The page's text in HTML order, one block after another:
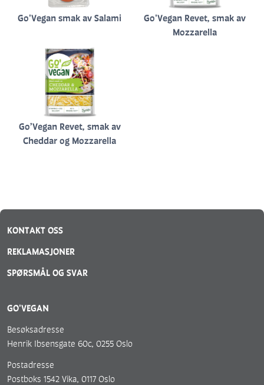
Go'Vegan smak av Salami
Go'Vegan Revet, smak av
Mozzarella
Go’Vegan Revet, smak av
Cheddar og Mozzarella
KONTAKT OSS
REKLAMASJONER
SPØRSMÅL OG SVAR
GO'VEGAN
Besøksadresse
Henrik Ibsensgate 60c, 0255 Oslo
Postadresse
Postboks 1542 Vika, 0117 Oslo